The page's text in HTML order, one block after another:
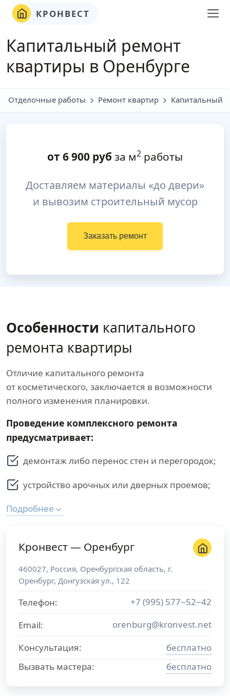
КРОНВЕСТ
Капитальный ремонт
квартиры в Оренбурге
Отделочные работы Ремонт квартир Капитальный
от 6 900 руб за м2 работы
Доставляем материалы «до двери»
и вывозим строительный мусор
Заказать ремонт
Особенности капитального
ремонта квартиры
Отличие капитального ремонта
от косметического, заключается в возможности
полного изменения планировки.
Проведение комплексного ремонта
предусматривает:
демонтаж либо перенос стен и перегородок;
устройство арочных или дверных проемов;
Подробнее
Кронвест — Оренбург
460027, Россия, Оренбургская область, г.
Оренбург, Донгузская ул., 122
Телефон:
+7 (995) 577−52−42
Email:
orenburg@kronvest.net
Консультация:
бесплатно
Вызвать мастера:
бесплатно